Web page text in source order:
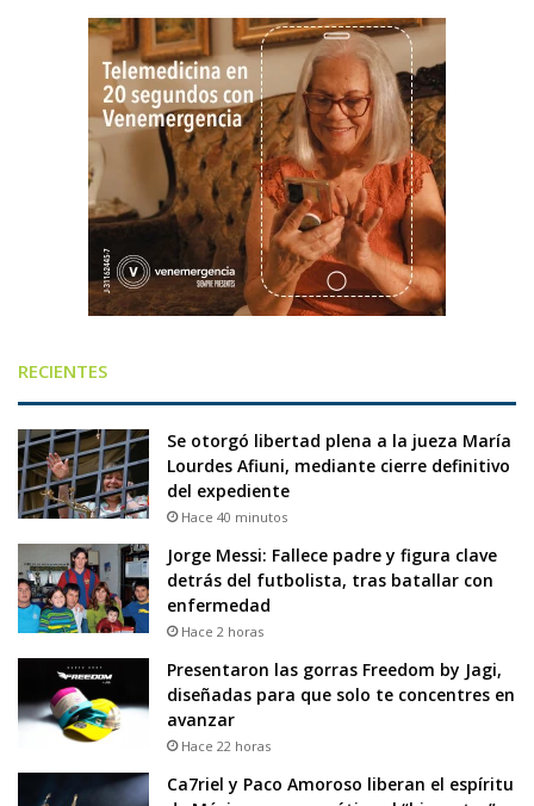
RECIENTES
Se otorgó libertad plena a la jueza María
Lourdes Afiuni, mediante cierre definitivo
del expediente
Hace 40 minutos
Jorge Messi: Fallece padre y figura clave
detrás del futbolista, tras batallar con
enfermedad
Hace 2 horas
Presentaron las gorras Freedom by Jagi,
diseñadas para que solo te concentres en
avanzar
Hace 22 horas
Ca7riel y Paco Amoroso liberan el espíritu